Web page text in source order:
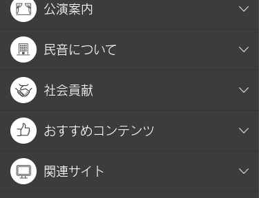
公演案内
民音について
社会貢献
おすすめコンテンツ
関連サイト